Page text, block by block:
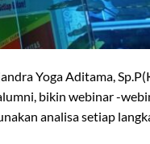
Yoga Aditama,
bikin webinar -
analisa setiap